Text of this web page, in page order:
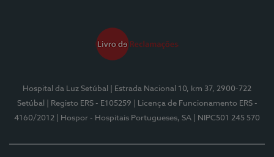
Hospital da Luz Setúbal
| Estrada Nacional 10, km 37, 2900-722
Setúbal
| Registo ERS - E105259
| Licença de Funcionamento ERS -
4160/2012
| Hospor - Hospitais Portugueses, SA | NIPC501 245 570